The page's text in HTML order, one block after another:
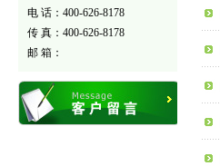
电 话：400-626-8178
传 真：400-626-8178
邮 箱：